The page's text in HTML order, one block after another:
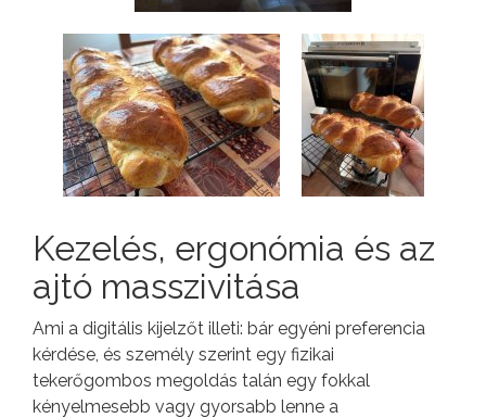
Kezelés, ergonómia és az
ajtó masszivitása
Ami a digitális kijelzőt illeti: bár egyéni preferencia
kérdése, és személy szerint egy fizikai
tekerőgombos megoldás talán egy fokkal
kényelmesebb vagy gyorsabb lenne a